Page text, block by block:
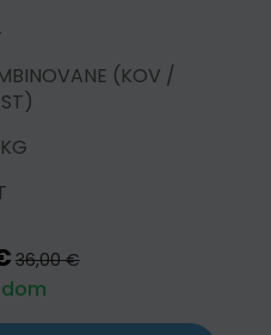
(KOV /
36,00 €